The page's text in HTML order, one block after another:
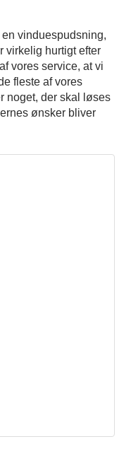
vinduespudsning,
virkelig hurtigt efter
vores service, at vi
fleste af vores
noget, der skal løses
ønsker bliver